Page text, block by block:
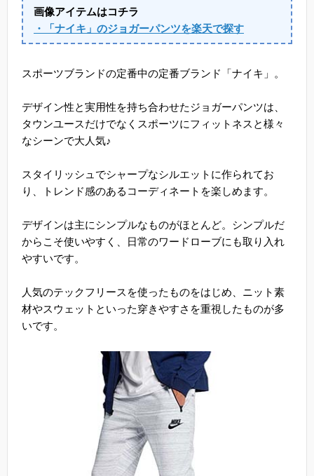
画像アイテムはコチラ
・「ナイキ」のジョガーパンツを楽天で探す
スポーツブランドの定番中の定番ブランド「ナイキ」。
デザイン性と実用性を持ち合わせたジョガーパンツは、
タウンユースだけでなくスポーツにフィットネスと様々
なシーンで大人気♪
スタイリッシュでシャープなシルエットに作られてお
り、トレンド感のあるコーディネートを楽しめます。
デザインは主にシンプルなものがほとんど。シンプルだ
からこそ使いやすく、日常のワードローブにも取り入れ
やすいです。
人気のテックフリースを使ったものをはじめ、ニット素
材やスウェットといった穿きやすさを重視したものが多
いです。